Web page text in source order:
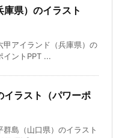
県）のイラスト
甲アイランド（兵庫県）の
イントPPT ...
イラスト（パワーポ
島（山口県）のイラスト